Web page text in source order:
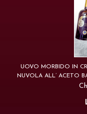
UOVO MORBIDO IN
NUVOLA ALL’ ACETO